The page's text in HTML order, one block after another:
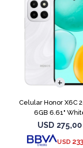
Celular Honor X6C
6GB 6.61"
USD 275,00
USD